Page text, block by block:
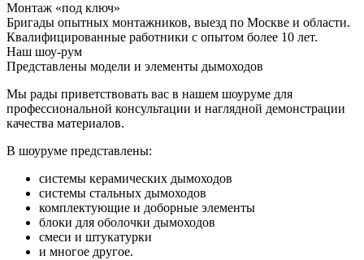
Монтаж «под ключ»
Бригады опытных монтажников, выезд по Москве и области.
Квалифицированные работники с опытом более 10 лет.
Наш шоу-рум
Представлены модели и элементы дымоходов
Мы рады приветствовать вас в нашем шоуруме для
профессиональной консультации и наглядной демонстрации
качества материалов.
В шоуруме представлены:
системы керамических дымоходов
системы стальных дымоходов
комплектующие и доборные элементы
блоки для оболочки дымоходов
смеси и штукатурки
и многое другое.